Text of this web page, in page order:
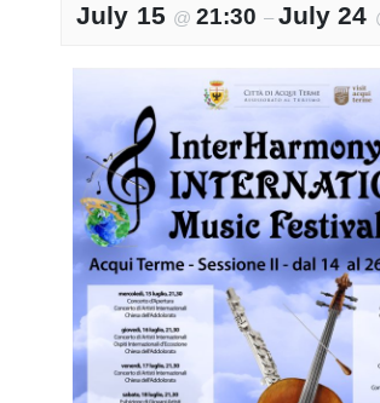
July 15 @21:30 – July 24